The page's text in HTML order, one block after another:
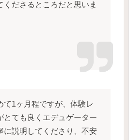
くださるところだと思いま
て1ヶ月程ですが、体験レ
とても良くエデュゲーター
に説明してくださり、不安